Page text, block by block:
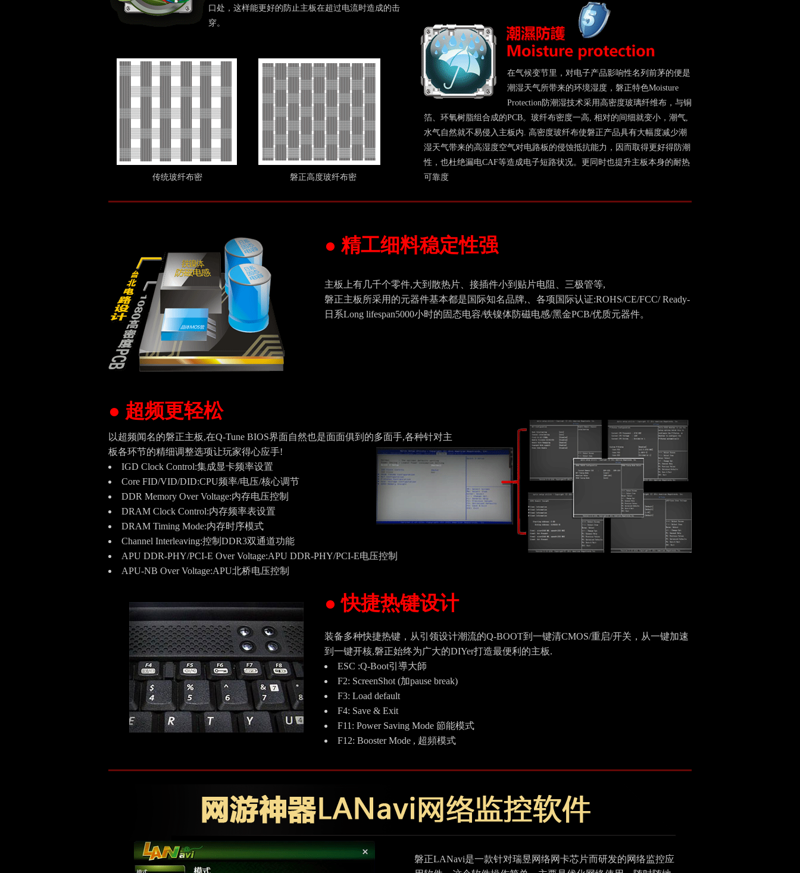
口处，这样能更好的防止主板在超过电流时造成的击
穿。
传统玻纤布密 磐正高度玻纤布密
在气候变节里，对电子产品影响性名列前茅的便是
潮湿天气所带来的环境湿度，磐正特色Moisture
Protection防潮湿技术采用高密度玻璃纤维布，与铜
箔、环氧树脂组合成的PCB。玻纤布密度一高, 相对的间细就变小，潮气,
水气自然就不易侵入主板内. 高密度玻纤布使磐正产品具有大幅度减少潮
湿天气带来的高湿度空气对电路板的侵蚀抵抗能力，因而取得更好得防潮
性，也杜绝漏电CAF等造成电子短路状况。更同时也提升主板本身的耐热
可靠度
● 精工细料稳定性强
主板上有几千个零件,大到散热片、接插件小到贴片电阻、三极管等,
磐正主板所采用的元器件基本都是国际知名品牌,、各项国际认证:ROHS/CE/FCC/ Ready-
日系Long lifespan5000小时的固态电容/铁镍体防磁电感/黑金PCB/优质元器件。
● 超频更轻松
以超频闻名的磐正主板,在Q-Tune BIOS界面自然也是面面俱到的多面手,各种针对主
板各环节的精细调整选项让玩家得心应手!
IGD Clock Control:集成显卡频率设置
Core FID/VID/DID:CPU频率/电压/核心调节
DDR Memory Over Voltage:内存电压控制
DRAM Clock Control:内存频率表设置
DRAM Timing Mode:内存时序模式
Channel Interleaving:控制DDR3双通道功能
APU DDR-PHY/PCI-E Over Voltage:APU DDR-PHY/PCI-E电压控制
APU-NB Over Voltage:APU北桥电压控制
● 快捷热键设计
装备多种快捷热键，从引领设计潮流的Q-BOOT到一键清CMOS/重启/开关，从一键加速
到一键开核,磐正始终为广大的DIYer打造最便利的主板.
ESC :Q-Boot引導大師
F2: ScreenShot (加pause break)
F3: Load default
F4: Save & Exit
F11: Power Saving Mode 節能模式
F12: Booster Mode , 超頻模式
磐正LANavi是一款针对瑞昱网络网卡芯片而研发的网络监控应